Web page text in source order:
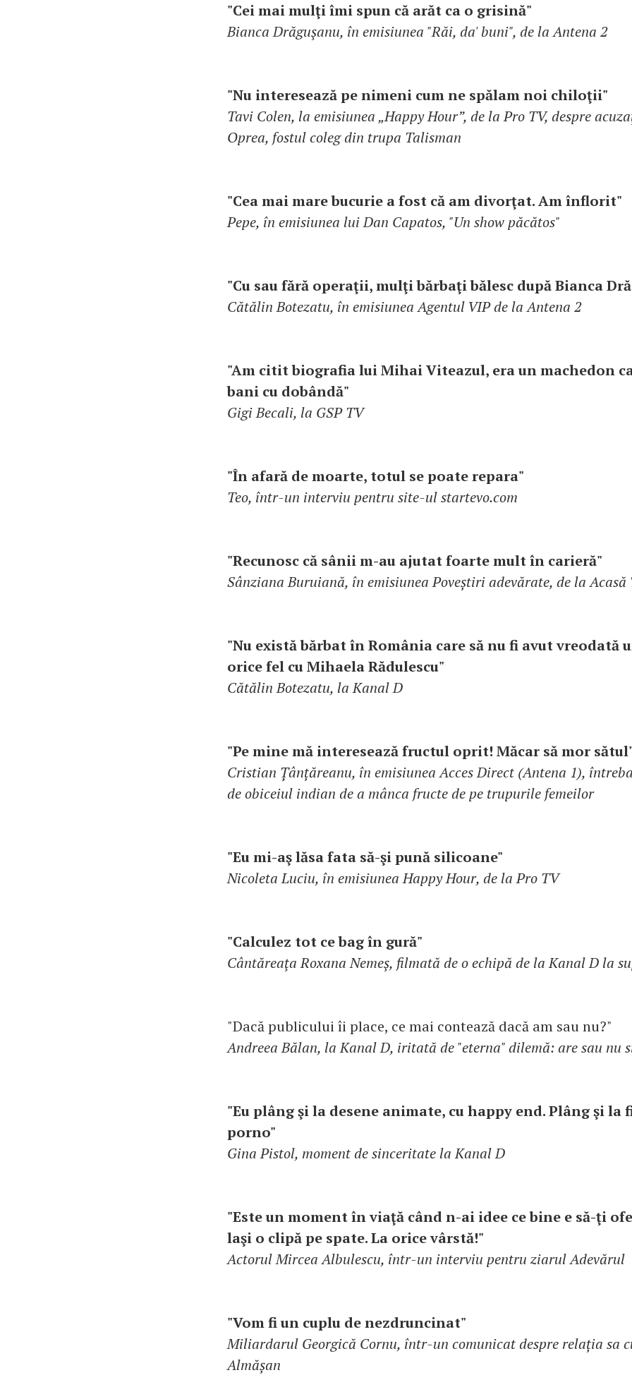
"Cei mai mulţi îmi spun că arăt ca o grisină"
Bianca Drăguşanu, în emisiunea "Răi, da' buni", de la Antena 2
"Nu interesează pe nimeni cum ne spălam noi chiloţii"
Tavi Colen, la emisiunea „Happy Hour”, de la Pro TV, despre
Oprea, fostul coleg din trupa Talisman
"Cea mai mare bucurie a fost că am divorţat. Am înflorit"
Pepe, în emisiunea lui Dan Capatos, "Un show păcătos"
"Cu sau fără operaţii, mulţi bărbaţi bălesc după Bianca
Cătălin Botezatu, în emisiunea Agentul VIP de la Antena 2
"Am citit biografia lui Mihai Viteazul, era un machedon
bani cu dobândă"
Gigi Becali, la GSP TV
"În afară de moarte, totul se poate repara"
Teo, într-un interviu pentru site-ul startevo.com
"Recunosc că sânii m-au ajutat foarte mult în carieră"
Sânziana Buruiană, în emisiunea Poveștiri adevărate, de la Acasă
"Nu există bărbat în România care să nu fi avut vreodată
orice fel cu Mihaela Rădulescu"
Cătălin Botezatu, la Kanal D
"Pe mine mă interesează fructul oprit! Măcar să mor
Cristian Țânțăreanu, în emisiunea Acces Direct (Antena 1),
de obiceiul indian de a mânca fructe de pe trupurile femeilor
"Eu mi-aş lăsa fata să-şi pună silicoane"
Nicoleta Luciu, în emisiunea Happy Hour, de la Pro TV
"Calculez tot ce bag în gură"
Cântăreaţa Roxana Nemeş, filmată de o echipă de la Kanal D la
"Dacă publicului îi place, ce mai contează dacă am sau nu?"
Andreea Bălan, la Kanal D, iritată de "eterna" dilemă: are sau nu
"Eu plâng şi la desene animate, cu happy end. Plâng şi la
porno"
Gina Pistol, moment de sinceritate la Kanal D
"Este un moment în viaţă când n-ai idee ce bine e să-ţi
laşi o clipă pe spate. La orice vârstă!"
Actorul Mircea Albulescu, într-un interviu pentru ziarul Adevărul
"Vom fi un cuplu de nezdruncinat"
Miliardarul Georgică Cornu, într-un comunicat despre relația sa
Almășan